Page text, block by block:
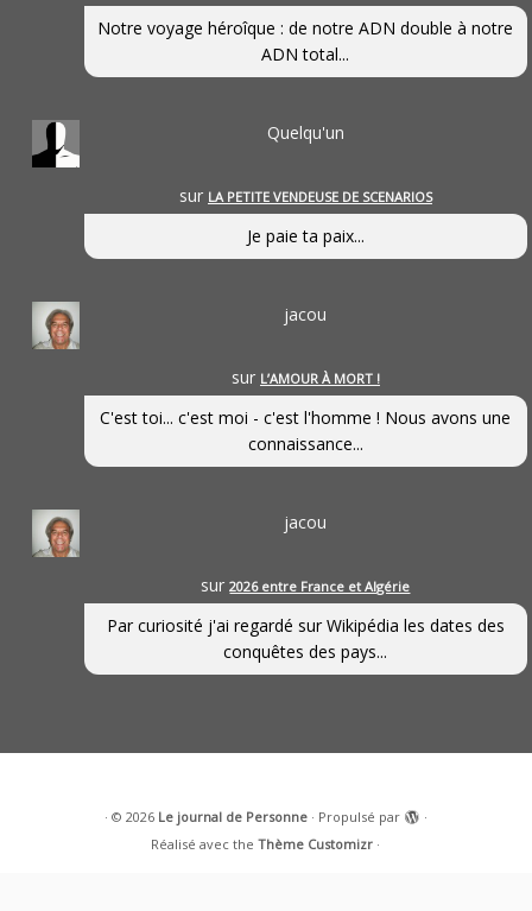
Notre voyage héroîque : de notre ADN double à notre
ADN total...
Quelqu'un
sur LA PETITE VENDEUSE DE SCENARIOS
Je paie ta paix...
jacou
sur L’AMOUR À MORT !
C'est toi... c'est moi - c'est l'homme ! Nous avons une
connaissance...
jacou
sur2026 entre France et Algérie
Par curiosité j'ai regardé sur Wikipédia les dates des
conquêtes des pays...
· © 2026 Le journal de Personne· Propulsé par
·
Réalisé avec theThème Customizr ·